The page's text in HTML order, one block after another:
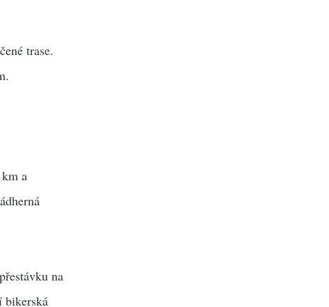
trase.
a
na
bikerská